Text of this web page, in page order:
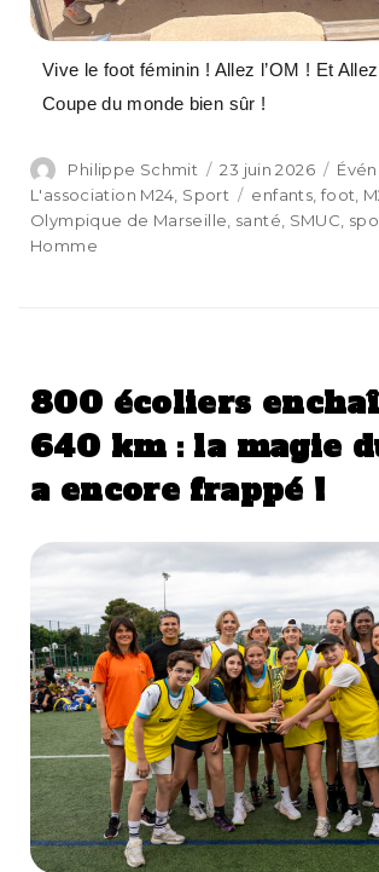
Vive le foot féminin ! Allez l’OM ! Et
Coupe du monde bien sûr !
Philippe Schmit 23 juin 2026
L'association M24, Sport enfants, foot,
Olympique de Marseille, santé, SMUC,
Homme
800 écoliers
640 km : la magie
a encore frappé !